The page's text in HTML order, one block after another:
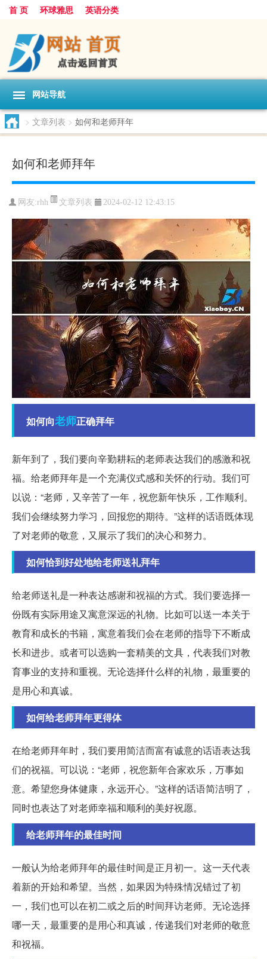
首 页 环球雅思 英语分类
网站导航
> 文章列表 > 如何和老师拜年
如何和老师拜年
网友:rhh 文章列表 2024-02-12 12:43:15
如何向老师正确拜年
新年到了，我们要向辛勤耕耘的老师表达我们的感激和祝
福。给老师拜年是一个充满仪式感和关怀的行动。我们可
以说：“老师，又辛苦了一年，祝您新年快乐，工作顺利。
我们会继续努力学习，回报您的期待。”这样的话语既体现
了对老师的敬意，又展示了我们的决心和努力。
如何恰到好处地给老师送礼拜年
给老师送礼是一种表达感谢和祝福的方式。我们要选择一
份既有实际用途又寓意深远的礼物。比如可以送一本关于
教育和成长的书籍，寓意着我们会在老师的指导下不断成
长和进步。或者可以选购一套精美的文具，代表我们对教
育事业的支持和重视。无论选择什么样的礼物，最重要的
是用心和真诚。
如何给老师拜年更得体
在给老师拜年时，我们要用简洁而富有诚意的话语表达我
们的祝福。可以说：“老师，祝您新年合家欢乐，万事如
意。希望您身体健康，永远开心。”这样的话语简洁明了，
同时也表达了对老师幸福和顺利的美好祝愿。
给老师拜年的最佳时间
一般认为给老师拜年的最佳时间是正月初一。这一天代表
着新的开始和希望。当然，如果因为特殊情况错过了初
一，我们也可以在初二或之后的时间拜访老师。无论选择
哪一天，最重要的是用心和真诚，传递我们对老师的敬意
和祝福。